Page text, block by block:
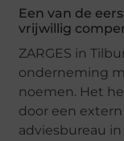
Een van de
vrijwillig
ZARGES in
onderneming
noemen. Het
door een
adviesbureau